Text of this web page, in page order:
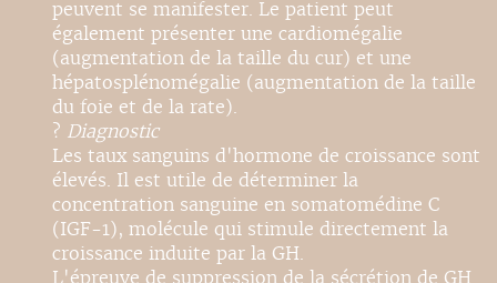
peuvent se manifester. Le patient peut
également présenter une cardiomégalie
(augmentation de la taille du cur) et une
hépatosplénomégalie (augmentation de la taille
du foie et de la rate).
? Diagnostic
Les taux sanguins d'hormone de croissance sont
élevés. Il est utile de déterminer la
concentration sanguine en somatomédine C
(IGF-1), molécule qui stimule directement la
croissance induite par la GH.
L'épreuve de suppression de la sécrétion de GH